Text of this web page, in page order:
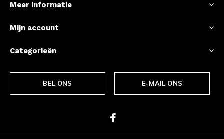
Meer informatie
Mijn account
Categorieën
BEL ONS E-MAIL ONS